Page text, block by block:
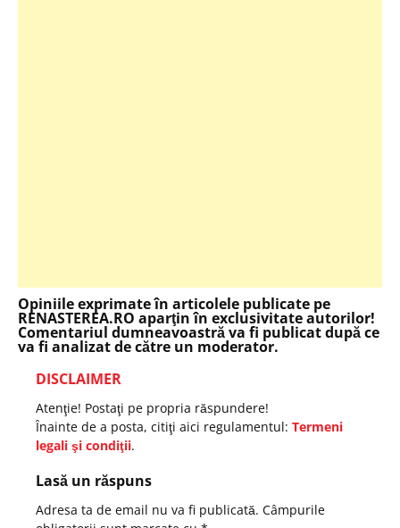
Opiniile exprimate în articolele publicate pe
RENASTEREA.RO aparţin în exclusivitate autorilor!
Comentariul dumneavoastră va fi publicat după ce
va fi analizat de către un moderator.
DISCLAIMER
Atenţie! Postaţi pe propria răspundere!
Înainte de a posta, citiţi aici regulamentul: Termeni
legali şi condiţii.
Lasă un răspuns
Adresa ta de email nu va fi publicată. Câmpurile